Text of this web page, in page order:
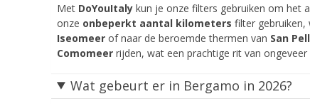
Met DoYouItaly kun je onze filters gebruiken om het
onze onbeperkt aantal kilometers filter gebruiken,
Iseomeer of naar de beroemde thermen van San
Comomeer rijden, wat een prachtige rit van ongeveer
Wat gebeurt er in Bergamo in 2026?